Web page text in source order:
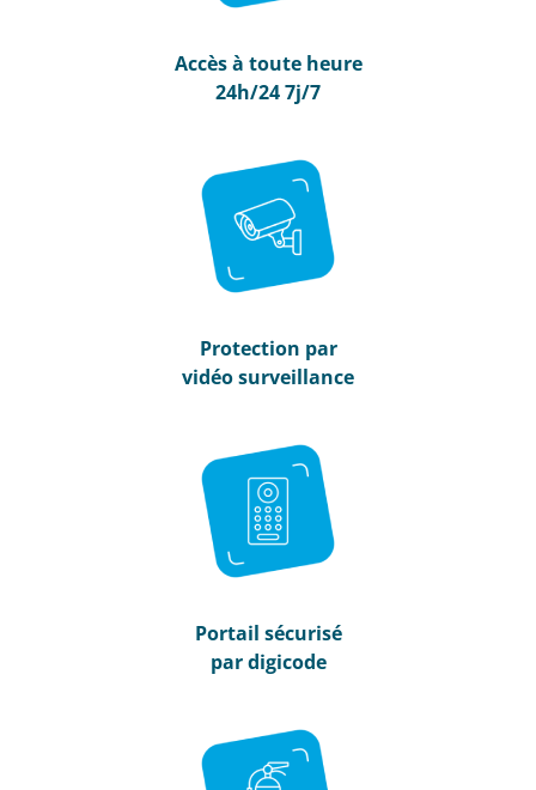
Accès à toute heure
24h/24 7j/7
Protection par
vidéo surveillance
Portail sécurisé
par digicode